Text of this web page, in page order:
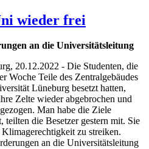
wieder frei
an die Universitätsleitung
20.12.2022 - Die Studenten, die
Woche Teile des Zentralgebäudes
Lüneburg besetzt hatten,
Zelte wieder abgebrochen und
Man habe die Ziele
teilten die Besetzer gestern mit. Sie
zu streiken.
an die Universitätsleitung